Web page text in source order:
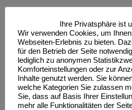
Awa Max.
. Die Zuschauer
Lateintänze Cha-Cha-
Jive sowie eine Samba
Zum Abschluss
Ihre Privatsphäre ist
Wir verwenden Cookies, um
Webseiten-Erlebnis zu bieten.
für den Betrieb der Seite
lediglich zu anonymen
Komforteinstellungen oder zur
Inhalte genutzt werden. Sie
welche Kategorien Sie zulassen
Sie, dass auf Basis Ihrer
mehr alle Funktionalitäten der